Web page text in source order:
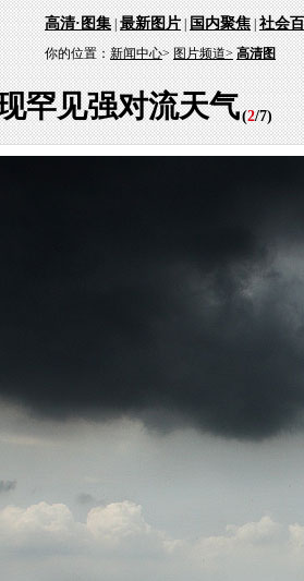
高清·图集|最新图片|国内聚焦|社会
你的位置：新闻中心>图片频道> 高清图
罕见强对流天气(2/7)